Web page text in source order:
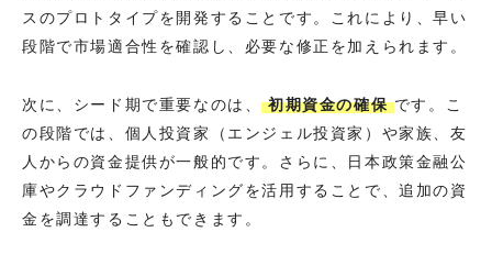
スのプロトタイプを開発することです。これにより、早い
段階で市場適合性を確認し、必要な修正を加えられます。
次に、シード期で重要なのは、初期資金の確保です。こ
の段階では、個人投資家（エンジェル投資家）や家族、友
人からの資金提供が一般的です。さらに、日本政策金融公
庫やクラウドファンディングを活用することで、追加の資
金を調達することもできます。